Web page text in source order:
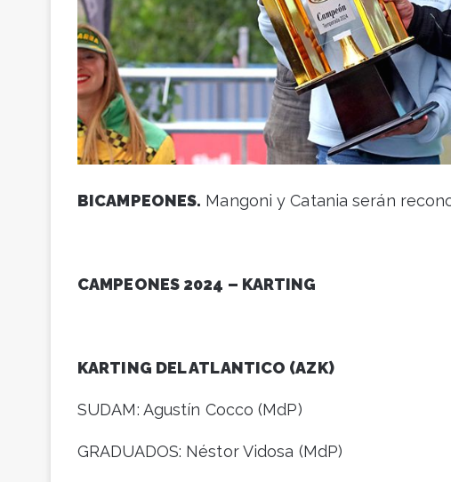
BICAMPEONES. Mangoni y Catania serán
CAMPEONES 2024 – KARTING
KARTING DEL ATLANTICO (AZK)
SUDAM: Agustín Cocco (MdP)
GRADUADOS: Néstor Vidosa (MdP)